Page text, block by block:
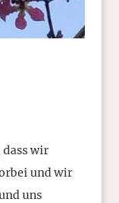
wir
und wir
uns